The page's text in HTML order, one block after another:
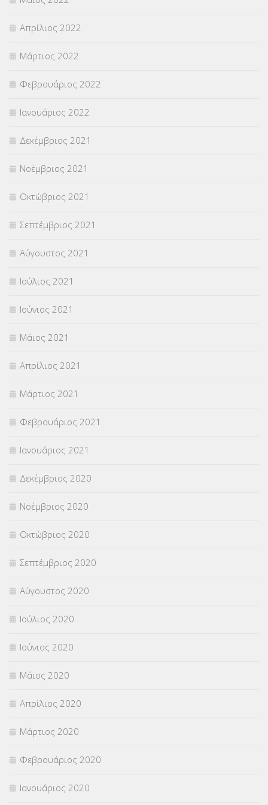
Απρίλιος 2022
Μάρτιος 2022
Φεβρουάριος 2022
Ιανουάριος 2022
Δεκέμβριος 2021
Νοέμβριος 2021
Οκτώβριος 2021
Σεπτέμβριος 2021
Αύγουστος 2021
Ιούλιος 2021
Ιούνιος 2021
Μάιος 2021
Απρίλιος 2021
Μάρτιος 2021
Φεβρουάριος 2021
Ιανουάριος 2021
Δεκέμβριος 2020
Νοέμβριος 2020
Οκτώβριος 2020
Σεπτέμβριος 2020
Αύγουστος 2020
Ιούλιος 2020
Ιούνιος 2020
Μάιος 2020
Απρίλιος 2020
Μάρτιος 2020
Φεβρουάριος 2020
Ιανουάριος 2020